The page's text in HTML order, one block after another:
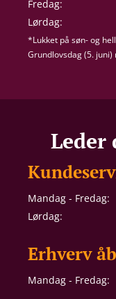
Fredag:
Lørdag:
*Lukket på søn- og
Grundlovsdag (5.
Leder
Mandag - Fredag:
Lørdag:
Erhverv
Mandag - Fredag: